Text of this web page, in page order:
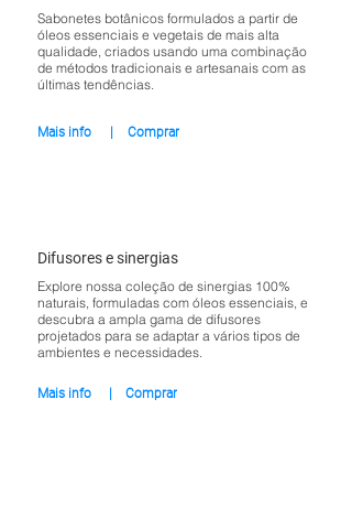
Sabonetes botânicos formulados a partir de
óleos essenciais e vegetais de mais alta
qualidade, criados usando uma combinação
de métodos tradicionais e artesanais com as
últimas tendências.
Mais info Comprar
Difusores e sinergias
Explore nossa coleção de sinergias 100%
naturais, formuladas com óleos essenciais, e
descubra a ampla gama de difusores
projetados para se adaptar a vários tipos de
ambientes e necessidades.
Mais info Comprar